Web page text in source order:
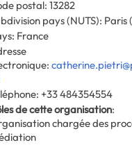
postal: 13282
pays (NUTS): Paris(
: France
:
: +33 484354554
de cette organisation:
chargée des